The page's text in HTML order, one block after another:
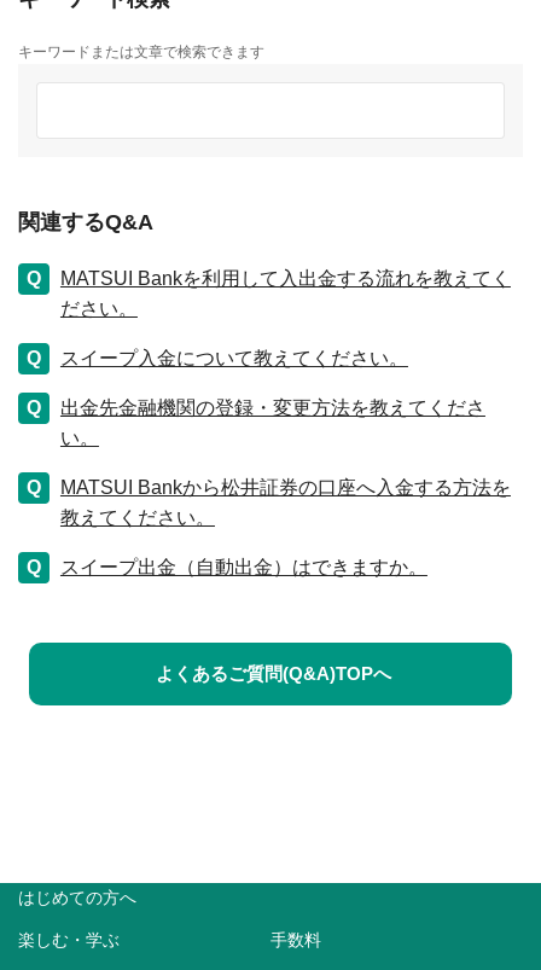
キーワードまたは文章で検索できます
関連するQ&A
MATSUI Bankを利用して入出金する流れを教えてく
ださい。
スイープ入金について教えてください。
出金先金融機関の登録・変更方法を教えてくださ
い。
MATSUI Bankから松井証券の口座へ入金する方法を
教えてください。
スイープ出金（自動出金）はできますか。
よくあるご質問(Q&A)TOPへ
はじめての方へ
楽しむ・学ぶ 手数料